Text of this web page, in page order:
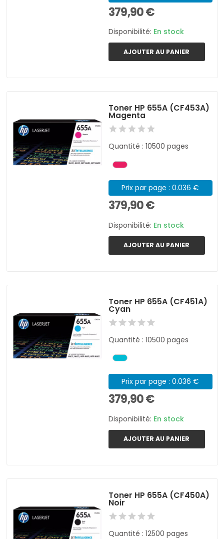
379,90 €
Disponibilité: En stock
AJOUTER AU PANIER
Toner HP 655A (CF453A)
Magenta
Quantité : 10500 pages
Prix par page : 0.036 €
379,90 €
Disponibilité: En stock
AJOUTER AU PANIER
Toner HP 655A (CF451A)
Cyan
Quantité : 10500 pages
Prix par page : 0.036 €
379,90 €
Disponibilité: En stock
AJOUTER AU PANIER
Toner HP 655A (CF450A)
Noir
Quantité : 12500 pages